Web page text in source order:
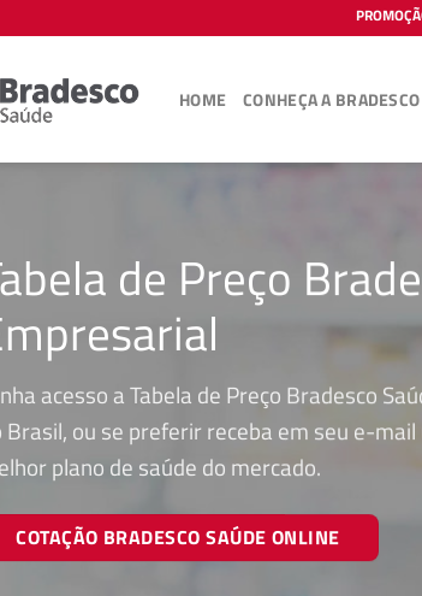
HOME CONHEÇA A BRADESCO
de Preço
acesso a Tabela de Preço Bradesco
Brasil, ou se preferir receba em seu e-
plano de saúde do mercado.
COTAÇÃO BRADESCO SAÚDE ONLINE